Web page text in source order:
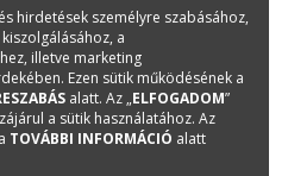
SHOP RENDEZVÉNYEK
hirdetések személyre szabásához,
a
illetve marketing
Ezen sütik működésének a
alatt. Az „ELFOGADOM”
a sütik használatához. Az
TOVÁBBI INFORMÁCIÓ alatt